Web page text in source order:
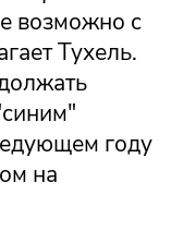
возможно с
Тухель.
году
на